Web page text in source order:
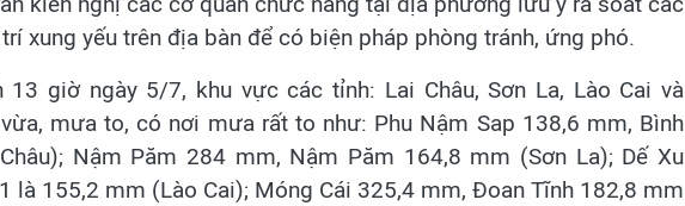
xung yếu trên địa bàn để có biện pháp phòng tránh, ứng phó.
giờ ngày 5/7, khu vực các tỉnh: Lai Châu, Sơn La, Lào Cai và
mưa to, có nơi mưa rất to như: Phu Nậm Sap 138,6 mm, Bình
Nậm Păm 284 mm, Nậm Păm 164,8 mm (Sơn La); Dế Xu
là 155,2 mm (Lào Cai); Móng Cái 325,4 mm, Đoan Tĩnh 182,8 mm